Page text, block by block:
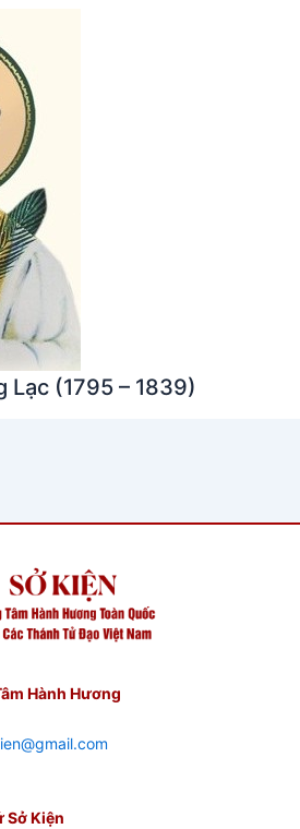
Lạc (1795 – 1839)
Hành Hương
Sở Kiện